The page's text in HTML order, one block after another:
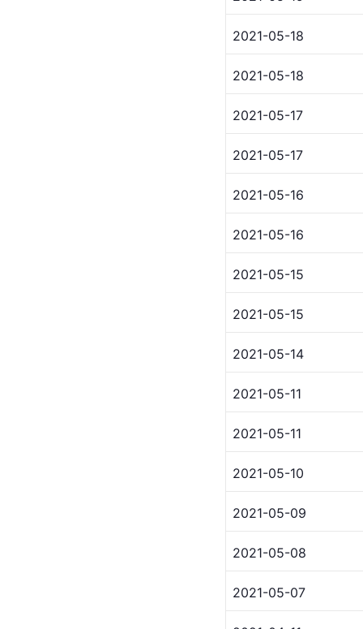
2021-05-18
2021-05-18
2021-05-17
2021-05-17
2021-05-16
2021-05-16
2021-05-15
2021-05-15
2021-05-14
2021-05-11
2021-05-11
2021-05-10
2021-05-09
2021-05-08
2021-05-07